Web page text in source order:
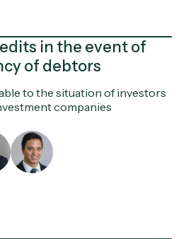
in the event of
of debtors
to the situation of investors
companies